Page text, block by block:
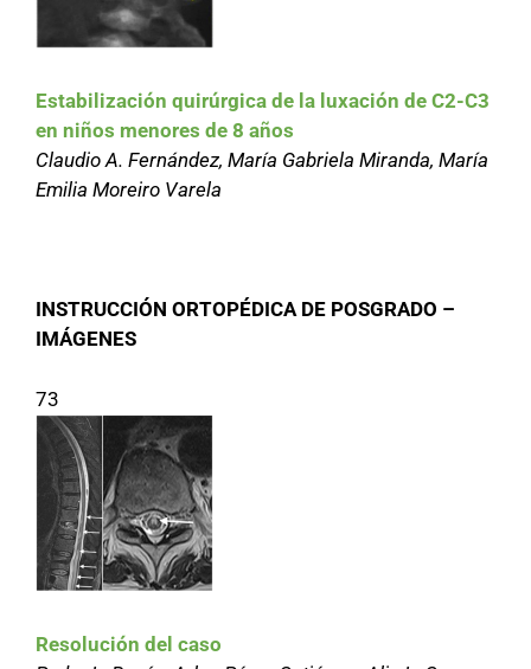
Estabilización quirúrgica de la luxación de C2-C3
en niños menores de 8 años
Claudio A. Fernández, María Gabriela Miranda, María
Emilia Moreiro Varela
INSTRUCCIÓN ORTOPÉDICA DE POSGRADO –
IMÁGENES
73
Resolución del caso